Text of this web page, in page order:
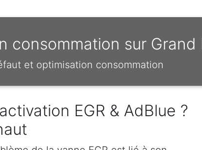
consommation sur Grand
et optimisation consommation
EGR & AdBlue ?